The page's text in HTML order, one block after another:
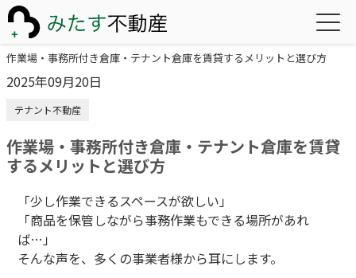
作業場・事務所付き倉庫・テナント倉庫を賃貸するメリットと選び方
2025年09月20日
テナント不動産
作業場・事務所付き倉庫・テナント倉庫を賃貸
するメリットと選び方
「少し作業できるスペースが欲しい」
「商品を保管しながら事務作業もできる場所があれ
ば…」
そんな声を、多くの事業者様から耳にします。